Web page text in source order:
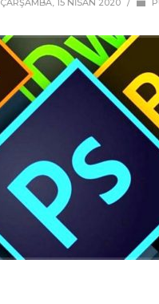
ÇARŞAMBA, 15 NISAN 2020 /